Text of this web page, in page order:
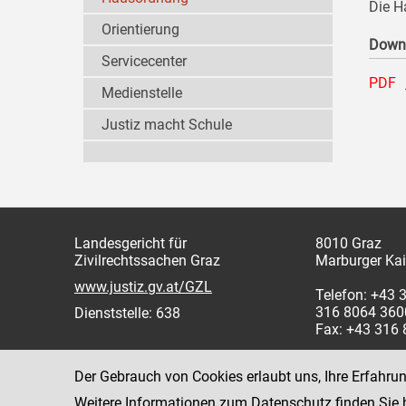
Die
PDF
Orientierung
Servicecenter
Medienstelle
Justiz macht Schule
Landesgericht für
Zivilrechtssachen Graz
www.justiz.gv.at/GZL
Dienststelle: 638
8010 Graz
Marburger
Telefon: +43
316 8064
Fax: +43 316
Der Gebrauch von Cookies erlaubt uns, Ihre